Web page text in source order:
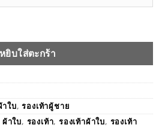
หยิบใส่ตะกร้า
าใบ,รองเท้าผู้ชาย
ผ้าใบ, รองเท้า,รองเท้าผ้าใบ, รองเท้า